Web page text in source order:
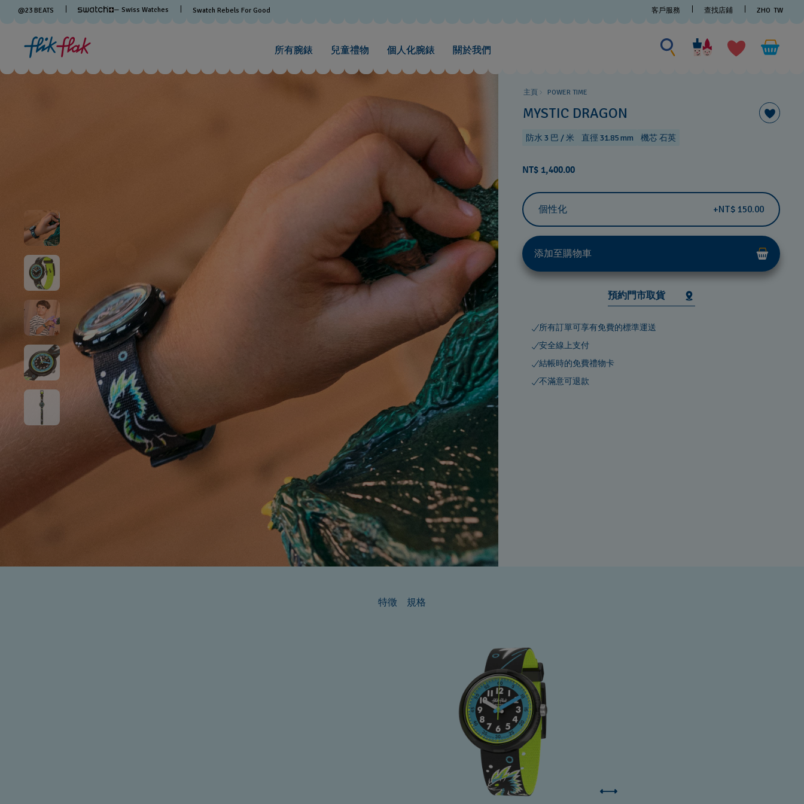
@23 BEATS — Swiss Watches Swatch Rebels For Good 客戶服務 查找店鋪 ZHO TW
所有腕錶 兒童禮物 個人化腕錶 關於我們
尋
找
商
主頁 POWER TIME
MYSTIC DRAGON
防水 3 巴 / 米 直徑 31.85 mm 機芯 石英
NT$ 1,400.00
個性化 +NT$ 150.00
添加至購物車
預約門市取貨
所有訂單可享有免費的標準運送
安全線上支付
結帳時的免費禮物卡
不滿意可退款
特徵 規格